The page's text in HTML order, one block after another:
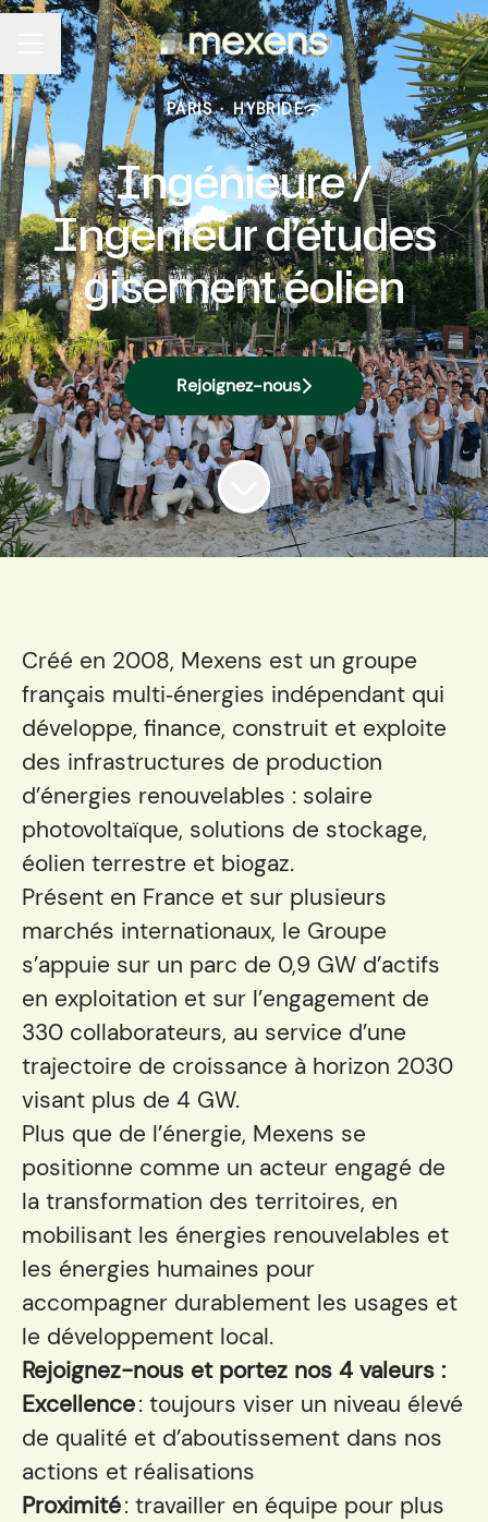
MENU CARRIÈRE
PARIS · HYBRIDE
Ingénieure /
Ingénieur d’études
gisement éolien
Rejoignez-nous
Créé en 2008, Mexens est un groupe
français multi‑énergies indépendant qui
développe, finance, construit et exploite
des infrastructures de production
d’énergies renouvelables : solaire
photovoltaïque, solutions de stockage,
éolien terrestre et biogaz.
Présent en France et sur plusieurs
marchés internationaux, le Groupe
s’appuie sur un parc de 0,9 GW d’actifs
en exploitation et sur l’engagement de
330 collaborateurs, au service d’une
trajectoire de croissance à horizon 2030
visant plus de 4 GW.
Plus que de l’énergie, Mexens se
positionne comme un acteur engagé de
la transformation des territoires, en
mobilisant les énergies renouvelables et
les énergies humaines pour
accompagner durablement les usages et
le développement local.
Rejoignez-nous et portez nos 4 valeurs :
Excellence: toujours viser un niveau élevé
de qualité et d’aboutissement dans nos
actions et réalisations
Proximité: travailler en équipe pour plus